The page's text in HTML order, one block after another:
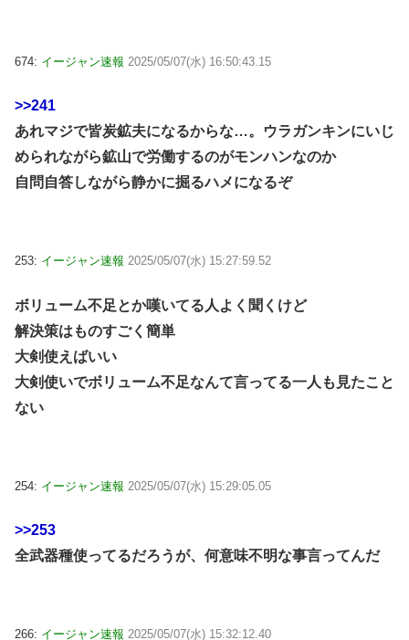
674: イージャン速報 2025/05/07(水) 16:50:43.15
>>241
あれマジで皆炭鉱夫になるからな…。ウラガンキンにいじ
められながら鉱山で労働するのがモンハンなのか
自問自答しながら静かに掘るハメになるぞ
253: イージャン速報 2025/05/07(水) 15:27:59.52
ボリューム不足とか嘆いてる人よく聞くけど
解決策はものすごく簡単
大剣使えばいい
大剣使いでボリューム不足なんて言ってる一人も見たこと
ない
254: イージャン速報 2025/05/07(水) 15:29:05.05
>>253
全武器種使ってるだろうが、何意味不明な事言ってんだ
266: イージャン速報 2025/05/07(水) 15:32:12.40